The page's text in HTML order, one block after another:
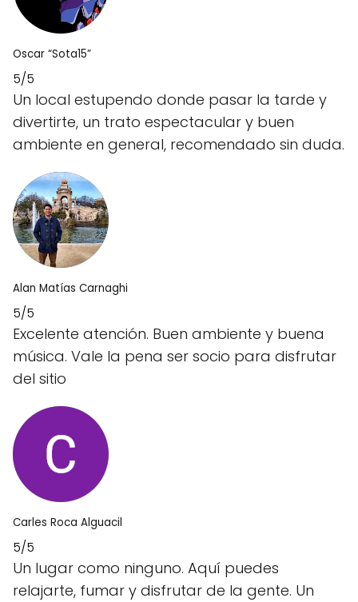
Oscar “Sota15”
5/5
Un local estupendo donde pasar la tarde y
divertirte, un trato espectacular y buen
ambiente en general, recomendado sin duda.
Alan Matías Carnaghi
5/5
Excelente atención. Buen ambiente y buena
música. Vale la pena ser socio para disfrutar
del sitio
Carles Roca Alguacil
5/5
Un lugar como ninguno. Aquí puedes
relajarte, fumar y disfrutar de la gente. Un